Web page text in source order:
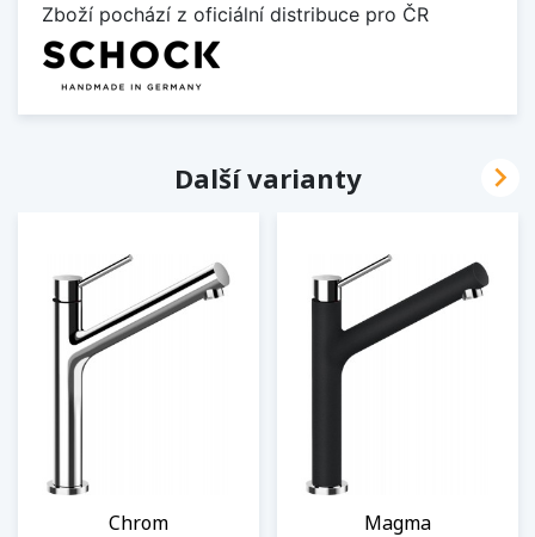
Zboží pochází z oficiální distribuce pro ČR
Další varianty
Chrom Magma
